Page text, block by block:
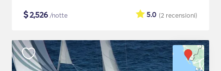
$2,526 /notte (2 recensioni)
5.0